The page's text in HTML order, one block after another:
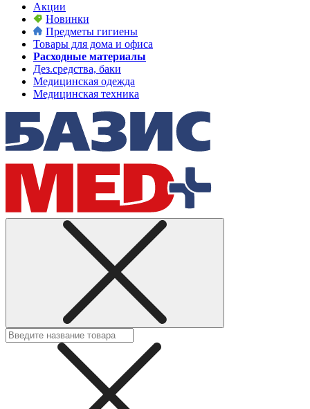
Акции
Новинки
Предметы гигиены
Товары для дома и офиса
Расходные материалы
Дез.средства, баки
Медицинская одежда
Медицинская техника